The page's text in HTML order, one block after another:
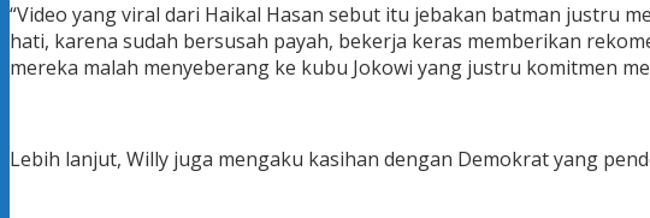
“Video yang viral dari Haikal Hasan sebut itu jebakan batman justru
hati, karena sudah bersusah payah, bekerja keras memberikan
mereka malah menyeberang ke kubu Jokowi yang justru komitmen
Lebih lanjut, Willy juga mengaku kasihan dengan Demokrat yang